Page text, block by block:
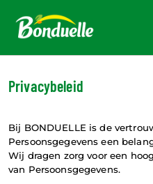
Privacybeleid
Bij BONDUELLE is de
Persoonsgegevens een
Wij dragen zorg voor een
van Persoonsgegevens.